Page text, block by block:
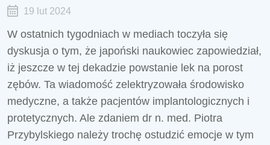
19 lut 2024
W ostatnich tygodniach w mediach toczyła się
dyskusja o tym, że japoński naukowiec zapowiedział,
iż jeszcze w tej dekadzie powstanie lek na porost
zębów. Ta wiadomość zelektryzowała środowisko
medyczne, a także pacjentów implantologicznych i
protetycznych. Ale zdaniem dr n. med. Piotra
Przybylskiego należy trochę ostudzić emocje w tym